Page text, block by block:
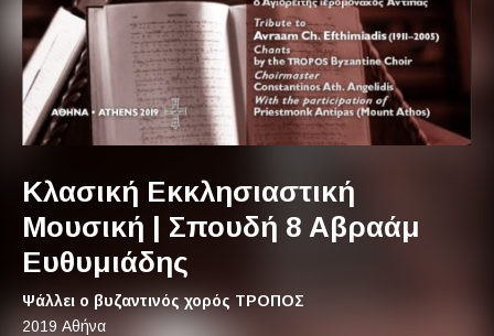
Κλασική Εκκλησιαστική
Μουσική | Σπουδή 8 Αβραάμ
Ευθυμιάδης
Record Details
Artist:
Ψάλλει ο βυζαντινός χορός ΤΡΟΠΟΣ
Released:
2019 Αθήνα